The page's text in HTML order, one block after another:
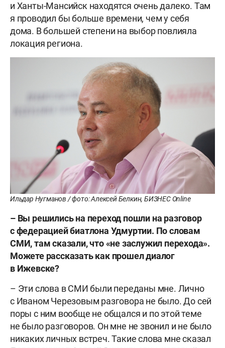
и Ханты-Мансийск находятся очень далеко. Там
я проводил бы больше времени, чем у себя
дома. В большей степени на выбор повлияла
локация региона.
Ильдар Нугманов / фото: Алексей Белкин, БИЗНЕС Online
– Вы решились на переход пошли на разговор
с федерацией биатлона Удмуртии. По словам
СМИ, там сказали, что «не заслужил перехода».
Можете рассказать как прошел диалог
в Ижевске?
– Эти слова в СМИ были переданы мне. Лично
с Иваном Черезовым разговора не было. До сей
поры с ним вообще не общался и по этой теме
не было разговоров. Он мне не звонил и не было
никаких личных встреч. Такие слова мне сказал